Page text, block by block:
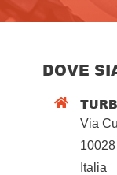
DOVE

Via
Italia